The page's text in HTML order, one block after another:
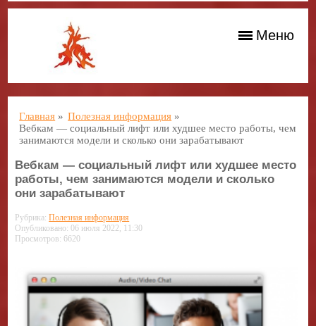
Меню
Главная » Полезная информация »
Вебкам — социальный лифт или худшее место работы, чем
занимаются модели и сколько они зарабатывают
Вебкам — социальный лифт или худшее место
работы, чем занимаются модели и сколько
они зарабатывают
Рубрика:Полезная информация
Опубликовано: 06 июля 2022, 11:30
Просмотров: 6620